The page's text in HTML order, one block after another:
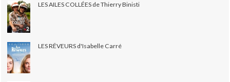
LES AILES COLLÉES de Thierry Binisti
LES RÊVEURS d'Isabelle Carré